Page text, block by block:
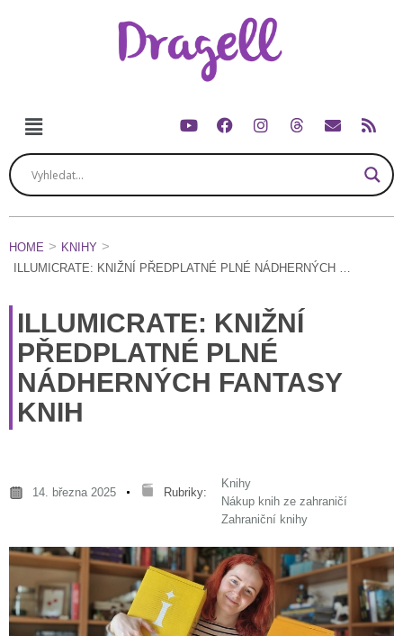
HOME
KNIHY
ILLUMICRATE: KNIŽNÍ
PŘEDPLATNÉ PLNÉ
NÁDHERNÝCH FANTASY
KNIH
14. března 2025 Rubriky:
Knihy
Nákup knih ze zahraničí
Zahraniční knihy